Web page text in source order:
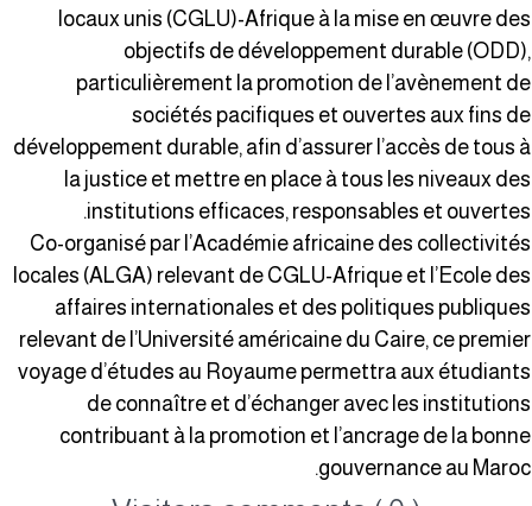
locaux unis (CGLU)-Afrique à la mise en œuvre
objectifs de développement durable
particulièrement la promotion de l’avènement
sociétés pacifiques et ouvertes aux fins
développement durable, afin d’assurer l’accès de tous
la justice et mettre en place à tous les niveaux
institutions efficaces, responsables et
Co-organisé par l’Académie africaine des
locales (ALGA) relevant de CGLU-Afrique et l’Ecole
affaires internationales et des politiques
relevant de l’Université américaine du Caire, ce
voyage d’études au Royaume permettra aux
de connaître et d’échanger avec les
contribuant à la promotion et l’ancrage de la
gouvernance au